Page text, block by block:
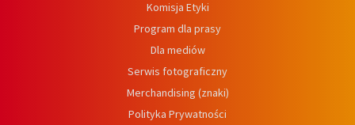
Komisja Etyki
Program dla prasy
Dla mediów
Serwis fotograficzny
Merchandising (znaki)
Polityka Prywatności